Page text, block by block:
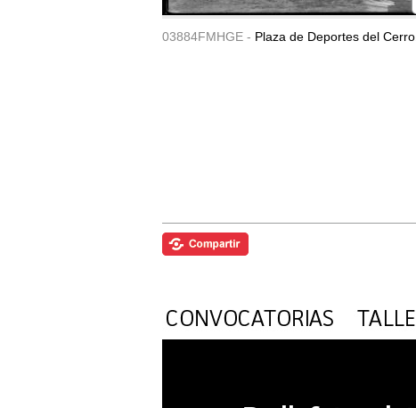
03884FMHGE - Plaza de Deportes del Cerro.